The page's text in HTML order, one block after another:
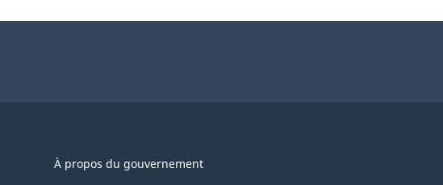
À propos du gouvernement